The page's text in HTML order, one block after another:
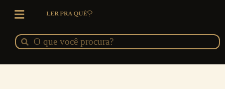
conteúdo
Pesquisar
Pesquisar